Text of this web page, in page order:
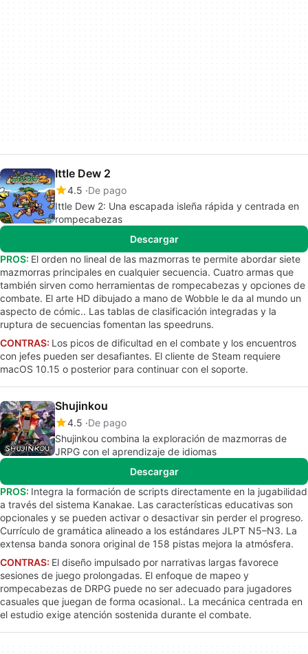
Ittle Dew 2
4.5 De pago
Ittle Dew 2: Una escapada isleña rápida y centrada en
rompecabezas
Descargar
PROS: El orden no lineal de las mazmorras te permite abordar siete
mazmorras principales en cualquier secuencia. Cuatro armas que
también sirven como herramientas de rompecabezas y opciones de
combate. El arte HD dibujado a mano de Wobble le da al mundo un
aspecto de cómic.. Las tablas de clasificación integradas y la
ruptura de secuencias fomentan las speedruns.
CONTRAS: Los picos de dificultad en el combate y los encuentros
con jefes pueden ser desafiantes. El cliente de Steam requiere
macOS 10.15 o posterior para continuar con el soporte.
Shujinkou
4.5 De pago
Shujinkou combina la exploración de mazmorras de
JRPG con el aprendizaje de idiomas
Descargar
PROS: Integra la formación de scripts directamente en la jugabilidad
a través del sistema Kanakae. Las características educativas son
opcionales y se pueden activar o desactivar sin perder el progreso.
Currículo de gramática alineado a los estándares JLPT N5–N3. La
extensa banda sonora original de 158 pistas mejora la atmósfera.
CONTRAS: El diseño impulsado por narrativas largas favorece
sesiones de juego prolongadas. El enfoque de mapeo y
rompecabezas de DRPG puede no ser adecuado para jugadores
casuales que juegan de forma ocasional.. La mecánica centrada en
el estudio exige atención sostenida durante el combate.